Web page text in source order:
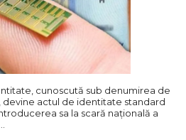
cunoscută sub denumirea de
devine actul de identitate standard
sa la scară națională a